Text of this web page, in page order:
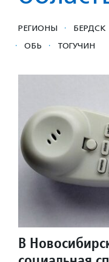
РЕГИОНЫ · БЕРДСК
· ОБЬ · ТОГУЧИН
В